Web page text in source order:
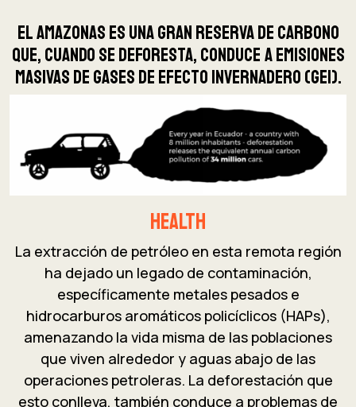
El Amazonas es una gran reserva de carbono
que, cuando se deforesta, conduce a emisiones
masivas de gases de efecto invernadero (GEI).
Health
La extracción de petróleo en esta remota región
ha dejado un legado de contaminación,
específicamente metales pesados e
hidrocarburos aromáticos policíclicos (HAPs),
amenazando la vida misma de las poblaciones
que viven alrededor y aguas abajo de las
operaciones petroleras. La deforestación que
esto conlleva, también conduce a problemas de